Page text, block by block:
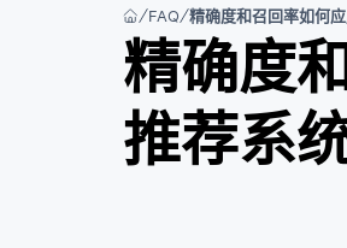
FAQ 精确度和召回率如何应
精确度
推荐系统